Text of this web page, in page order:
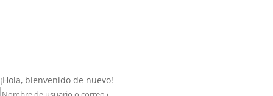
¡Hola, bienvenido de nuevo!